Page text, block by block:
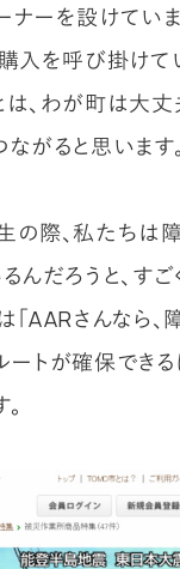
ーを設けていま
入を呼び掛けて
、わが町は大丈
がると思います。
の際、私たちは
んだろうと、すご
AARさんなら、
トが確保できる